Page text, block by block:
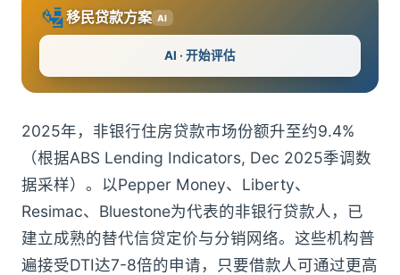
🛂移民贷款方案 AI
AI · 开始评估
2025年，非银行住房贷款市场份额升至约9.4%
（根据ABS Lending Indicators, Dec 2025季调数
据采样）。以Pepper Money、Liberty、
Resimac、Bluestone为代表的非银行贷款人，已
建立成熟的替代信贷定价与分销网络。这些机构普
遍接受DTI达7-8倍的申请，只要借款人可通过更高